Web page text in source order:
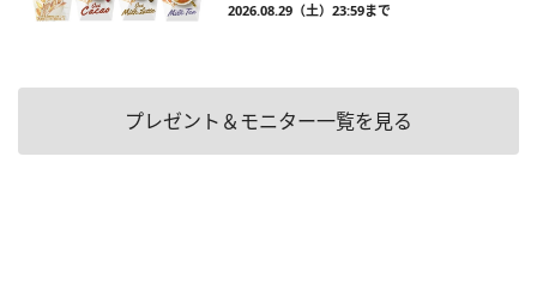
2026.08.29（土）23:59まで
プレゼント＆モニター一覧を見る